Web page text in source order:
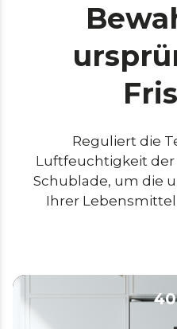
Reguliert die
Luftfeuchtigkeit der
Schublade, um die
Ihrer